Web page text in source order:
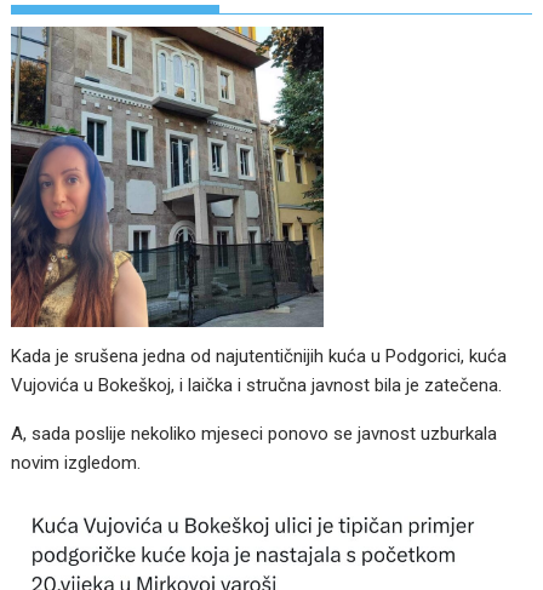
Kada je srušena jedna od najutentičnijih kuća u Podgorici, kuća
Vujovića u Bokeškoj, i laička i stručna javnost bila je zatečena.
A, sada poslije nekoliko mjeseci ponovo se javnost uzburkala
novim izgledom.